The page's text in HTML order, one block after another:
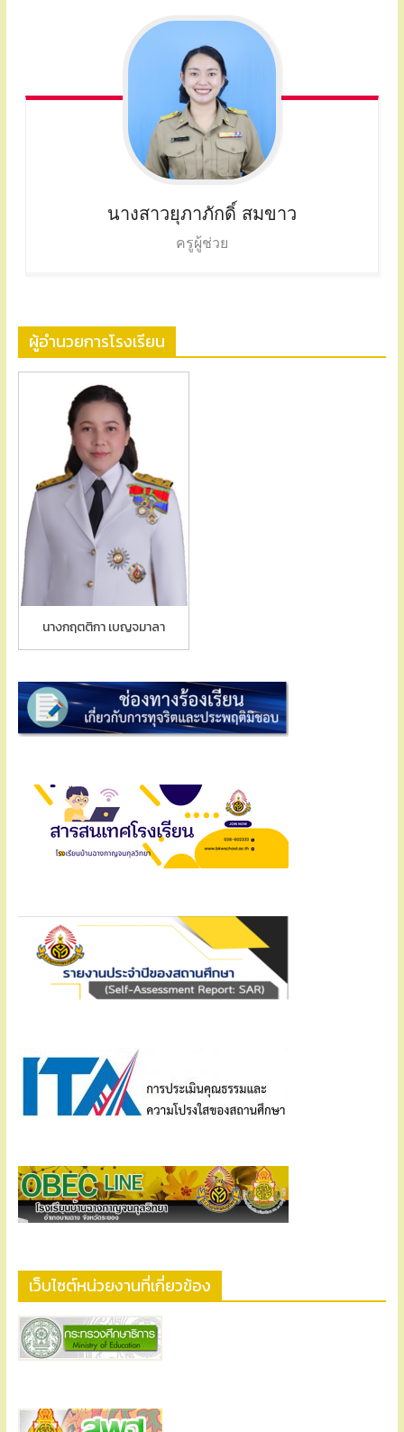
นางสาวยุภาภักดิ์ สมขาว
ครูผู้ช่วย
ผู้อำนวยการโรงเรียน
นางกฤตติกา เบญจมาลา
เว็บไซต์หน่วยงานที่เกี่ยวข้อง